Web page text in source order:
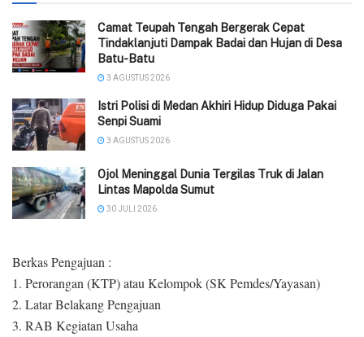
Camat Teupah Tengah Bergerak Cepat
Tindaklanjuti Dampak Badai dan Hujan di Desa
Batu-Batu
3 AGUSTUS 2026
‎Istri Polisi di Medan Akhiri Hidup Diduga Pakai
Senpi Suami
3 AGUSTUS 2026
Ojol Meninggal Dunia Tergilas Truk di Jalan
Lintas Mapolda Sumut
30 JULI 2026
Berkas Pengajuan :
1. Perorangan (KTP) atau Kelompok (SK Pemdes/Yayasan)
2. Latar Belakang Pengajuan
3. RAB Kegiatan Usaha